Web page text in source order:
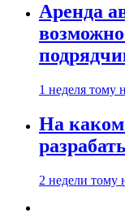
Аренда
1 неделя тому
На каком
2 недели тому